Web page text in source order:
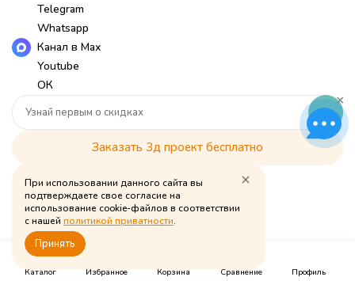
Telegram
Whatsapp
Канал в Max
Youtube
ОК
Заказать 3д проект бесплатно
Мы принимаем к оплате
Политика обработки персональных данных
При использовании данного сайта вы
подтверждаете свое согласие на
использование cookie-файлов в соответствии
с нашей политикой приватности.
Принять
×
Каталог Избранное Корзина Сравнение Профиль